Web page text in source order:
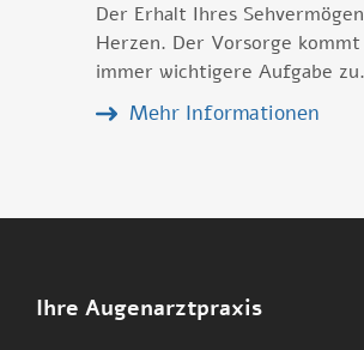
Der Erhalt Ihres
Herzen. Der Vorsorge
immer wichtigere Aufgabe zu.
Mehr Informationen
Ihre Augenarztpraxis